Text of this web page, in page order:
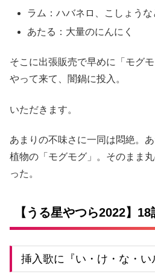
ラム：ハバネロ、こしょうな
あたる：大量のにんにく
そこに出張販売で早めに「モグ
やって来て、闇鍋に投入。
いただきます。
あまりの不味さに一同は悶絶。
植物の「モグモグ」。そのまま
った。
【うる星やつら2022】
挿入歌に『い・け・な・い